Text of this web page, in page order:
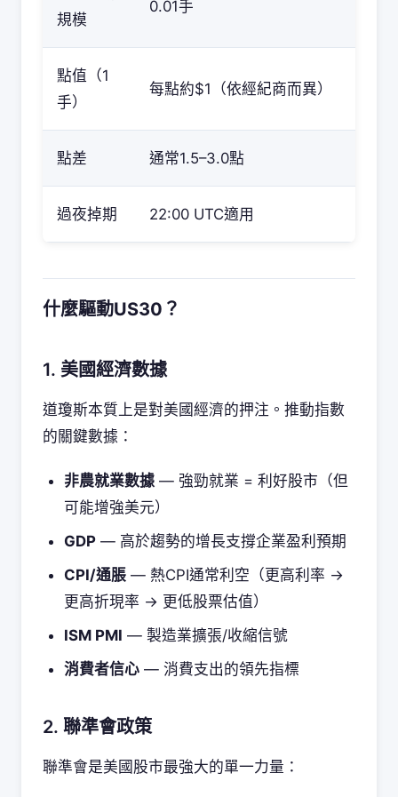
規模
0.01手
點值（1
手）
每點約$1（依經紀商而異）
點差 通常1.5–3.0點
過夜掉期 22:00 UTC適用
什麼驅動US30？
1. 美國經濟數據
道瓊斯本質上是對美國經濟的押注。推動指數
的關鍵數據：
非農就業數據 — 強勁就業 = 利好股市（但
可能增強美元）
GDP — 高於趨勢的增長支撐企業盈利預期
CPI/通脹 — 熱CPI通常利空（更高利率 →
更高折現率 → 更低股票估值）
ISM PMI — 製造業擴張/收縮信號
消費者信心 — 消費支出的領先指標
2. 聯準會政策
聯準會是美國股市最強大的單一力量：